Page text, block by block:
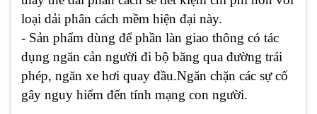
loại dải phân cách mềm hiện đại này.
- Sản phẩm dùng để phần làn giao thông có tác
dụng ngăn cản người đi bộ băng qua đường trái
phép, ngăn xe hơi quay đầu.Ngăn chặn các sự cố
gây nguy hiểm đến tính mạng con người.